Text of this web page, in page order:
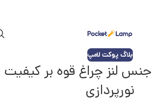
بلاگ پوکت لامپ
جنس لنز چراغ قوه بر کیفیت
نورپردازی